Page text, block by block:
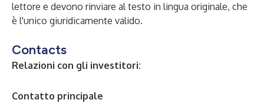
lettore e devono rinviare al testo in lingua originale, che
è l'unico giuridicamente valido.
Contacts
Relazioni con gli investitori:
Contatto principale